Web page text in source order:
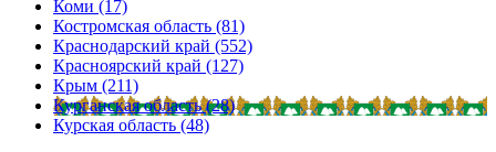
Коми (17)
Костромская область (81)
Краснодарский край (552)
Красноярский край (127)
Крым (211)
Курганская область (28)
Курская область (48)